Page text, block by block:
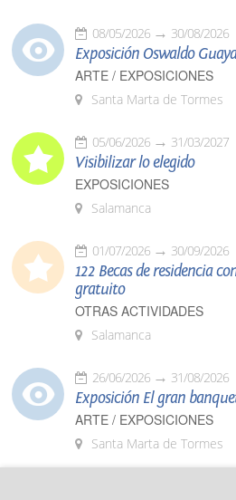
08/05/2026 30/08/2026
Exposición Oswaldo
ARTE / EXPOSICIONES
Santa Marta de Tormes
05/06/2026 31/03/2027
Visibilizar lo elegido
EXPOSICIONES
Salamanca
01/07/2026 30/09/2026
122 Becas de residencia
gratuito
OTRAS ACTIVIDADES
Salamanca
26/06/2026 31/08/2026
Exposición El gran
ARTE / EXPOSICIONES
Santa Marta de Tormes